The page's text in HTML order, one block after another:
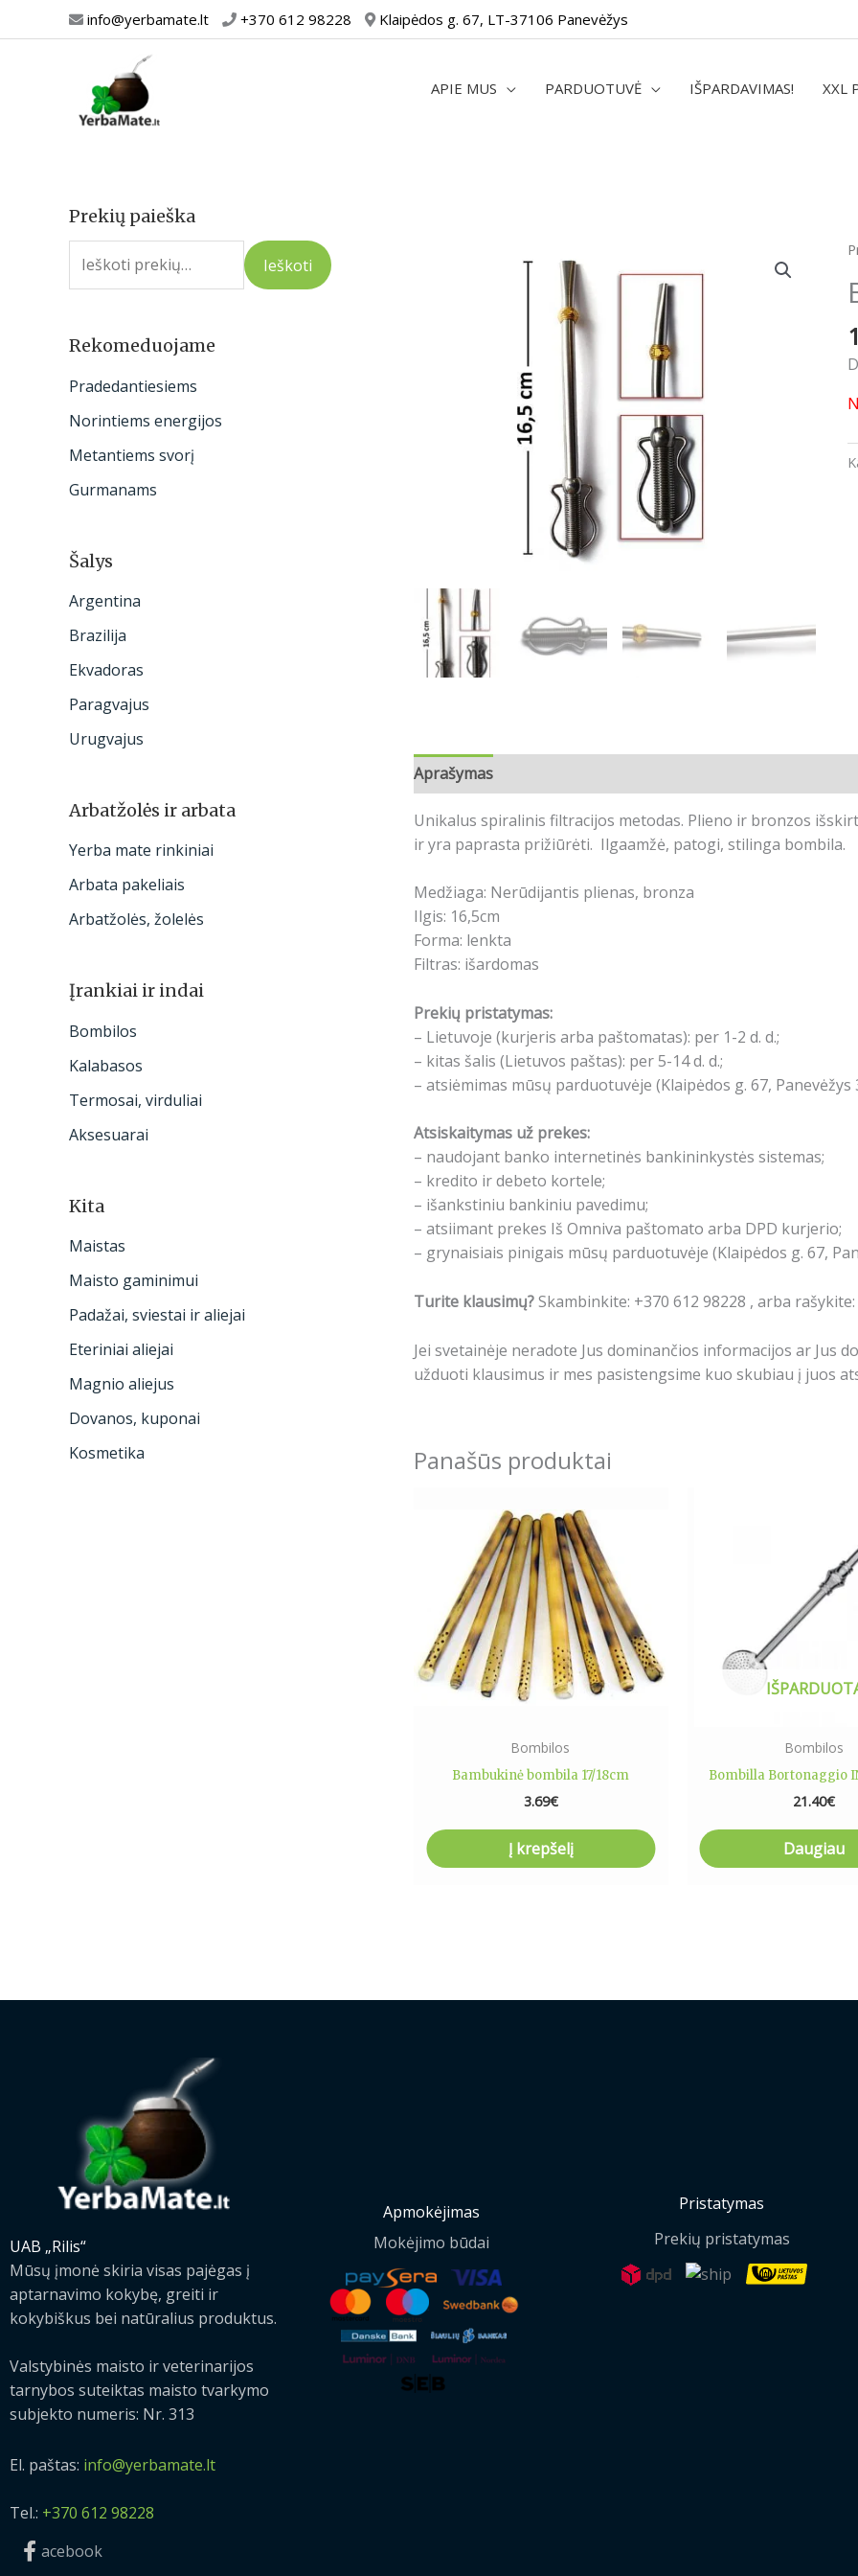
prie
info@yerbamate.lt +370 612 98228 Klaipėdos g. 67, LT-37106 Panevėžys
APIE MUS PARDUOTUVĖ IŠPARDAVIMAS! XXL
Prekių paieška
I
e
o
:
Ieškoti
Rekomeduojame
Pradedantiesiems
Norintiems energijos
Metantiems svorį
Gurmanams
Šalys
Argentina
Brazilija
Ekvadoras
Paragvajus
Urugvajus
Arbatžolės ir arbata
Yerba mate rinkiniai
Arbata pakeliais
Arbatžolės, žolelės
Įrankiai ir indai
Bombilos
Kalabasos
Termosai, virduliai
Aksesuarai
Kita
Maistas
Maisto gaminimui
Padažai, sviestai ir aliejai
Eteriniai aliejai
Magnio aliejus
Dovanos, kuponai
Kosmetika
Aprašymas
Unikalus spiralinis filtracijos metodas. Plieno ir bronzos
ir yra paprasta prižiūrėti. Ilgaamžė, patogi, stilinga bombila.
Medžiaga: Nerūdijantis plienas, bronza
Ilgis: 16,5cm
Forma: lenkta
Filtras: išardomas
Prekių pristatymas:
– Lietuvoje (kurjeris arba paštomatas): per 1-2 d. d.;
– kitas šalis (Lietuvos paštas): per 5-14 d. d.;
– atsiėmimas mūsų parduotuvėje (Klaipėdos g. 67, Panevėžys
Atsiskaitymas už prekes:
– naudojant banko internetinės bankininkystės sistemas;
– kredito ir debeto kortele;
– išankstiniu bankiniu pavedimu;
– atsiimant prekes Iš Omniva paštomato arba DPD kurjerio;
– grynaisiais pinigais mūsų parduotuvėje (Klaipėdos g. 67,
Turite klausimų?Skambinkite: +370 612 98228 , arba
Jei svetainėje neradote Jus dominančios informacijos ar Jus
užduoti klausimus ir mes pasistengsime kuo skubiau į juos
Panašūs produktai
Bombilos
Bambukinė bombila 17/18cm
3.69€
Į krepšelį
Bombilos
Bombilla Bortonaggio
21.40€
Daugiau
UAB „Rilis“
Mūsų įmonė skiria visas pajėgas į
aptarnavimo kokybę, greiti ir
kokybiškus bei natūralius produktus.
Valstybinės maisto ir veterinarijos
tarnybos suteiktas maisto tvarkymo
subjekto numeris: Nr. 313
El. paštas: info@yerbamate.lt
Tel.: +370 612 98228
acebook
Apmokėjimas
Mokėjimo būdai
Pristatymas
Prekių pristatymas